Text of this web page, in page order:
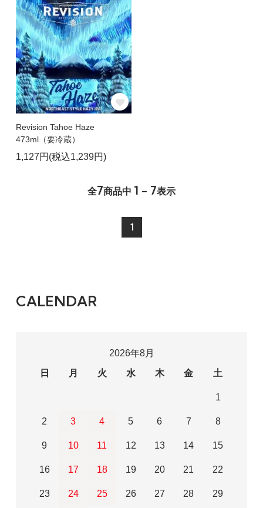
Revision Tahoe Haze
473ml（要冷蔵）
1,127円(税込1,239円)
全7商品中 1 - 7表示
1
CALENDAR
2026年8月
日
月 火 水 木 金 土
1
2 3 4 5 6 7 8
9 10 11 12 13 14 15
16 17 18 19 20 21 22
23 24 25 26 27 28 29